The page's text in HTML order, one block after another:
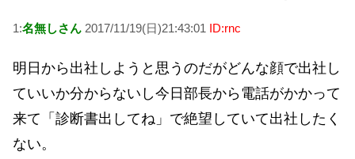
1:名無しさん 2017/11/19(日)21:43:01 ID:rnc
明日から出社しようと思うのだがどんな顔で出社し
ていいか分からないし今日部長から電話がかかって
来て「診断書出してね」で絶望していて出社したく
ない。